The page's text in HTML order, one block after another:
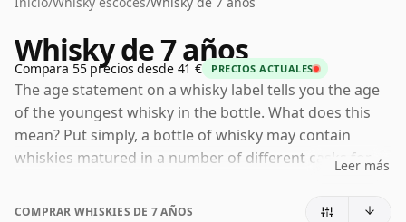
Whisky de 7 años
Compara 55 precios desde 41 € PRECIOS ACTUALES
The age statement on a whisky label tells you the age
of the youngest whisky in the bottle. What does this
mean? Put simply, a bottle of whisky may contain
whiskies matured in a number of different casks for
whisky is 7 Years Old (or siete Years Old) then,
Leer más
COMPRAR WHISKIES DE 7 AÑOS